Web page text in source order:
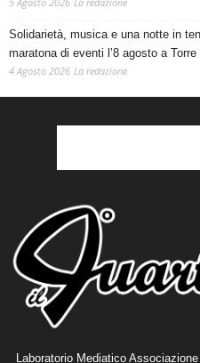
Solidarietà, musica e una notte in
maratona di eventi l’8 agosto a
4 Agosto 2026 La redazione
Laboratorio Mediatico